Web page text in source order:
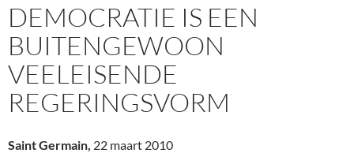
DEMOCRATIE IS EEN
BUITENGEWOON
VEELEISENDE
REGERINGSVORM
Saint Germain, 22 maart 2010